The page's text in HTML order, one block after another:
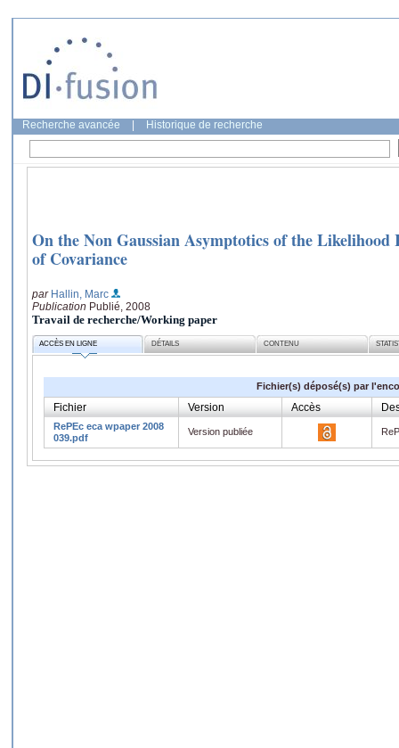
Recherche avancée Historique de recherche
On the Non Gaussian Asymptotics of the
of Covariance
par Hallin, Marc
Publication Publié, 2008
Travail de recherche/Working paper
ACCÈS EN LIGNE DÉTAILS CONTENU
Fichier(s) déposé(s) par
Fichier Version Accès
RePEc eca wpaper 2008
039.pdf
Version publiée